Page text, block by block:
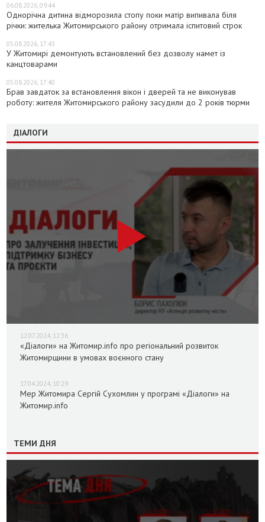
06.08.2026, 09:44
Однорічна дитина відморозила стопу поки матір випивала біля
річки: жителька Житомирського району отримала іспитовий строк
05.08.2026, 17:43
У Житомирі демонтують встановлений без дозволу намет із
канцтоварами
05.08.2026, 17:40
Брав завдаток за встановлення вікон і дверей та не виконував
роботу: жителя Житомирського району засудили до 2 років тюрми
ДІАЛОГИ
12.07.2024, 12:36
«Діалоги» на Житомир.info про регіональний розвиток
Житомирщини в умовах воєнного стану
17.04.2024, 10:29
Мер Житомира Сергій Сухомлин у програмі «Діалоги» на
Житомир.info
ТЕМИ ДНЯ